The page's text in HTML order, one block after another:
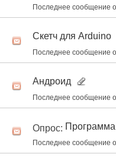
Последнее сообщение
Скетч для Arduino
Последнее сообщение
Андроид
Последнее сообщение
Опрос:
Последнее сообщение